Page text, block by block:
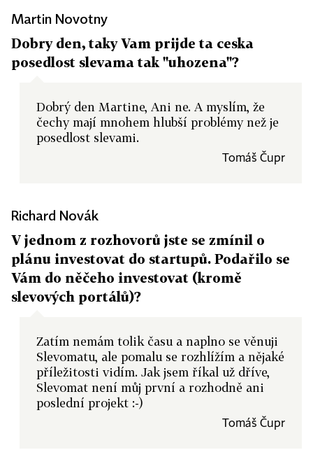
Martin Novotny
Dobry den, taky Vam prijde ta ceska
posedlost slevama tak "uhozena"?
Dobrý den Martine, Ani ne. A myslím, že
čechy mají mnohem hlubší problémy než je
posedlost slevami.
Tomáš Čupr
Richard Novák
V jednom z rozhovorů jste se zmínil o
plánu investovat do startupů. Podařilo se
Vám do něčeho investovat (kromě
slevových portálů)?
Zatím nemám tolik času a naplno se věnuji
Slevomatu, ale pomalu se rozhlížím a nějaké
příležitosti vidím. Jak jsem říkal už dříve,
Slevomat není můj první a rozhodně ani
poslední projekt :-)
Tomáš Čupr